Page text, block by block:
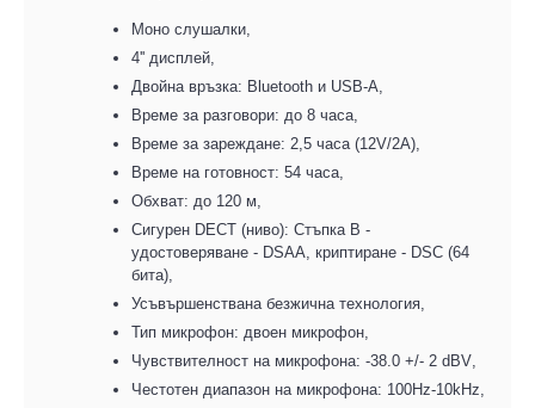
Моно слушалки,
4'' дисплей,
Двойна връзка: Bluetooth и USB-A,
Време за разговори: до 8 часа,
Време за зареждане: 2,5 часа (12V/2A),
Време на готовност: 54 часа,
Обхват: до 120 м,
Сигурен DECT (ниво): Стъпка B -
удостоверяване - DSAA, криптиране - DSC (64
бита),
Усъвършенствана безжична технология,
Тип микрофон: двоен микрофон,
Чувствителност на микрофона: -38.0 +/- 2 dBV,
Честотен диапазон на микрофона: 100Hz-10kHz,